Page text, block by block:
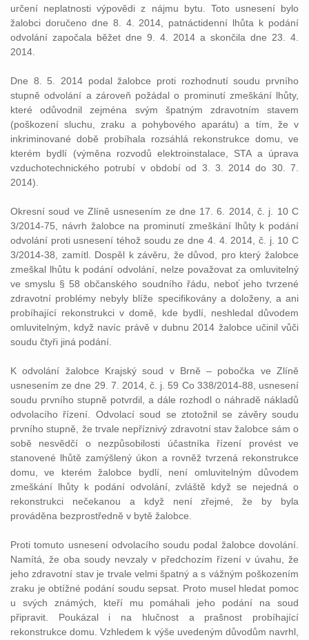
určení neplatnosti výpovědi z nájmu bytu. Toto usnesení bylo
žalobci doručeno dne 8. 4. 2014, patnáctidenní lhůta k podání
odvolání započala běžet dne 9. 4. 2014 a skončila dne 23. 4.
2014.
Dne 8. 5. 2014 podal žalobce proti rozhodnutí soudu prvního
stupně odvolání a zároveň požádal o prominutí zmeškání lhůty,
které odůvodnil zejména svým špatným zdravotním stavem
(poškození sluchu, zraku a pohybového aparátu) a tím, že v
inkriminované době probíhala rozsáhlá rekonstrukce domu, ve
kterém bydlí (výměna rozvodů elektroinstalace, STA a úprava
vzduchotechnického potrubí v období od 3. 3. 2014 do 30. 7.
2014).
Okresní soud ve Zlíně usnesením ze dne 17. 6. 2014, č. j. 10 C
3/2014-75, návrh žalobce na prominutí zmeškání lhůty k podání
odvolání proti usnesení téhož soudu ze dne 4. 4. 2014, č. j. 10 C
3/2014-38, zamítl. Dospěl k závěru, že důvod, pro který žalobce
zmeškal lhůtu k podání odvolání, nelze považovat za omluvitelný
ve smyslu § 58 občanského soudního řádu, neboť jeho tvrzené
zdravotní problémy nebyly blíže specifikovány a doloženy, a ani
probíhající rekonstrukci v domě, kde bydlí, neshledal důvodem
omluvitelným, když navíc právě v dubnu 2014 žalobce učinil vůči
soudu čtyři jiná podání.
K odvolání žalobce Krajský soud v Brně – pobočka ve Zlíně
usnesením ze dne 29. 7. 2014, č. j. 59 Co 338/2014-88, usnesení
soudu prvního stupně potvrdil, a dále rozhodl o náhradě nákladů
odvolacího řízení. Odvolací soud se ztotožnil se závěry soudu
prvního stupně, že trvale nepříznivý zdravotní stav žalobce sám o
sobě nesvědčí o nezpůsobilosti účastníka řízení provést ve
stanovené lhůtě zamýšlený úkon a rovněž tvrzená rekonstrukce
domu, ve kterém žalobce bydlí, není omluvitelným důvodem
zmeškání lhůty k podání odvolání, zvláště když se nejedná o
rekonstrukci nečekanou a když není zřejmé, že by byla
prováděna bezprostředně v bytě žalobce.
Proti tomuto usnesení odvolacího soudu podal žalobce dovolání.
Namítá, že oba soudy nevzaly v předchozím řízení v úvahu, že
jeho zdravotní stav je trvale velmi špatný a s vážným poškozením
zraku je obtížné podání soudu sepsat. Proto musel hledat pomoc
u svých známých, kteří mu pomáhali jeho podání na soud
připravit. Poukázal i na hlučnost a prašnost probíhající
rekonstrukce domu. Vzhledem k výše uvedeným důvodům navrhl,